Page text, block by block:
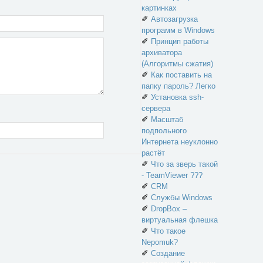
картинках
✐ Автозагрузка
программ в Windows
✐ Принцип работы
архиватора
(Алгоритмы сжатия)
✐ Как поставить на
папку пароль? Легко
✐ Установка ssh-
сервера
✐ Масштаб
подпольного
Интернета неуклонно
растёт
✐ Что за зверь такой
- TeamViewer ???
✐ CRM
✐ Службы Windows
✐ DropBox –
виртуальная флешка
✐ Что такое
Nepomuk?
✐ Создание